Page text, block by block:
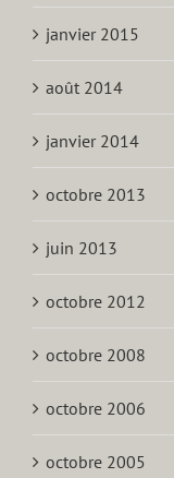
janvier 2015
août 2014
janvier 2014
octobre 2013
juin 2013
octobre 2012
octobre 2008
octobre 2006
octobre 2005